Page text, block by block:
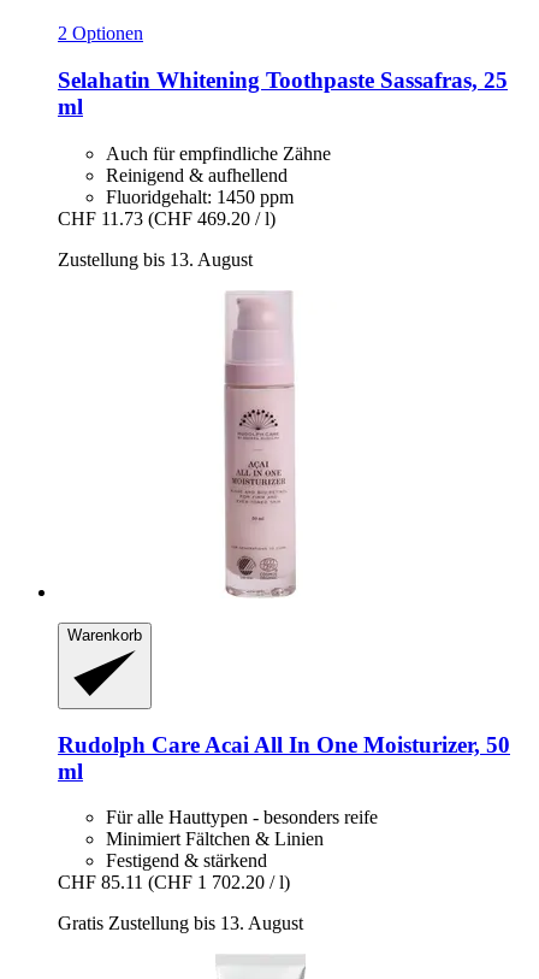
2 Optionen
Selahatin Whitening Toothpaste Sassafras, 25
ml
Auch für empfindliche Zähne
Reinigend & aufhellend
Fluoridgehalt: 1450 ppm
CHF 11.73 (CHF 469.20 / l)
Zustellung bis 13. August
Warenkorb
Rudolph Care Acai All In One Moisturizer, 50
ml
Für alle Hauttypen - besonders reife
Minimiert Fältchen & Linien
Festigend & stärkend
CHF 85.11 (CHF 1 702.20 / l)
Gratis Zustellung bis 13. August